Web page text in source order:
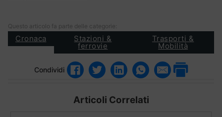
Questo articolo fa parte delle categorie:
Cronaca Stazioni &
ferrovie
Trasporti &
Mobilità
Condividi
Articoli Correlati